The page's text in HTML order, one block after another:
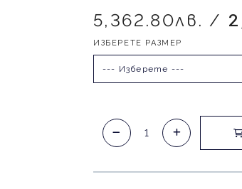
5,362.80лв. /
ИЗБЕРЕТЕ РАЗМЕР
--- Изберете ---